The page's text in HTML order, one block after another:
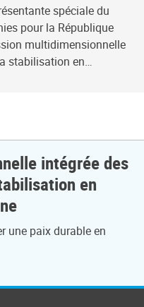
spéciale du
pour la République
multidimensionnelle
stabilisation en…
intégrée des
en
une paix durable en